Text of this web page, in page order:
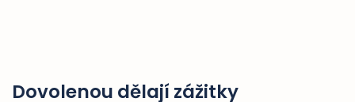
Dovolenou dělají zážitky